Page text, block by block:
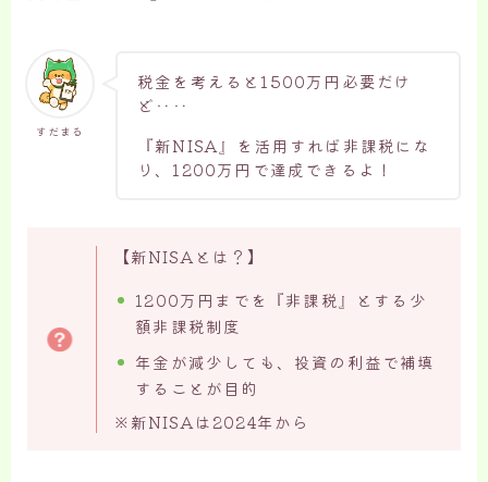
すだまる
税金を考えると1500万円必要だけ
ど‥‥
『新NISA』を活用すれば非課税にな
り、1200万円で達成できるよ！
【新NISAとは？】
1200万円までを『非課税』とする少
額非課税制度
年金が減少しても、投資の利益で補填
することが目的
※新NISAは2024年から